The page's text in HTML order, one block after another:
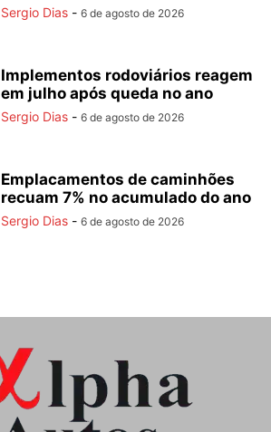
Sergio Dias - 6 de agosto de 2026
Implementos rodoviários reagem
em julho após queda no ano
Sergio Dias - 6 de agosto de 2026
Emplacamentos de caminhões
recuam 7% no acumulado do ano
Sergio Dias - 6 de agosto de 2026